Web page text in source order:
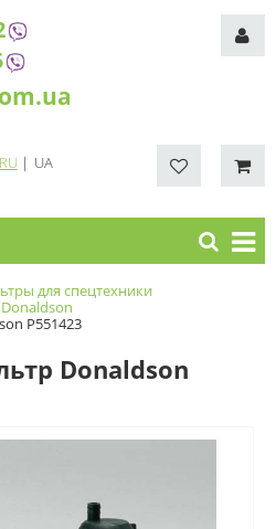
RU| UA
для спецтехники
P551423
Donaldson